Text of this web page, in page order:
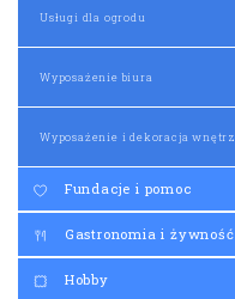
Usługi dla ogrodu
Wyposażenie biura
Wyposażenie i dekoracja wnętrz
Fundacje i pomoc
Gastronomia i żywność
Hobby